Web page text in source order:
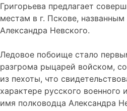
Григорьева предлагает
местам в г. Пскове, названным
Александра Невского.
Ледовое побоище стало
разгрома рыцарей войском,
из пехоты, что
характере русского военного
имя полководца Александра